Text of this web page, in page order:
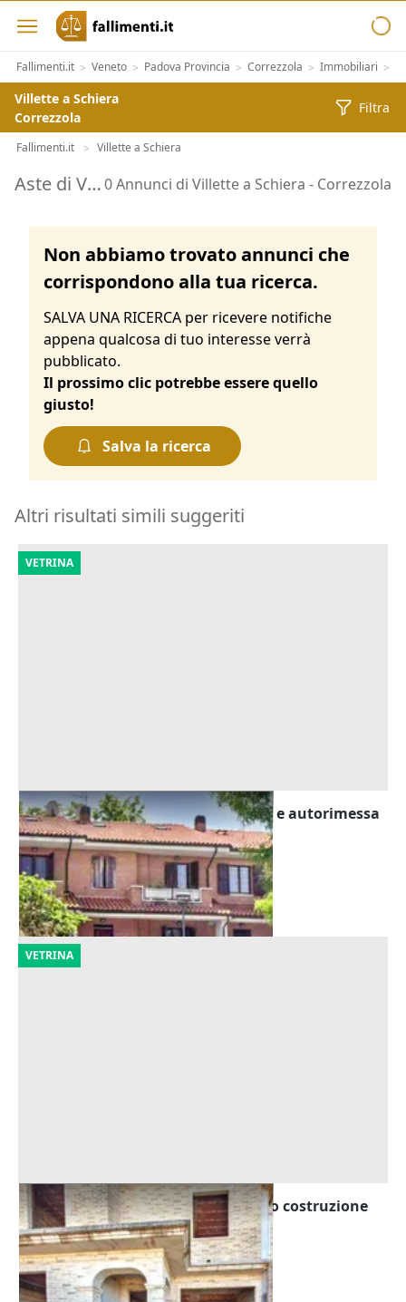
Fallimenti.it > Veneto > Padova Provincia > Correzzola > Immobiliari >
Villette a Schiera
Correzzola
Filtra
Fallimenti.it > Villette a Schiera
Aste di Villette a Schiera Correzzola0 Annunci di Villette a Schiera - Correzzola
Non abbiamo trovato annunci che
corrispondono alla tua ricerca.
SALVA UNA RICERCA per ricevere notifiche
appena qualcosa di tuo interesse verrà
pubblicato.
Il prossimo clic potrebbe essere quello
giusto!
Salva la ricerca
Altri risultati simili suggeriti
VETRINA
Asta Villetta a schiera con giardino e autorimessa
Cingoli (Macerata)
Offerta minima
83.683 €
30/10/2026
VETRINA
Asta Casa a schiera (sub 10) in corso costruzione
Cingoli (Macerata)
Offerta minima
69.736 €
30/10/2026